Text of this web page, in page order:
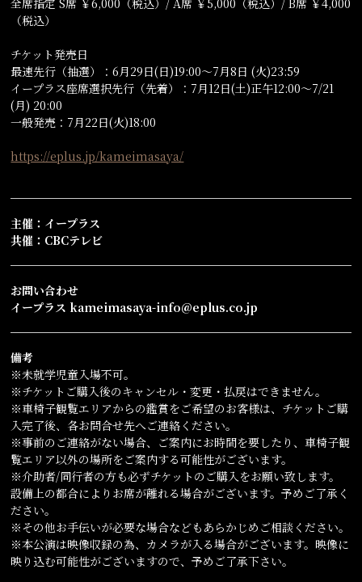
全席指定 S席 ￥6,000（税込）/ A席 ￥5,000（税込）/ B席 ￥4,000
（税込）
チケット発売日
最速先行（抽選）：6月29日(日)19:00〜7月8日 (火)23:59
イープラス座席選択先行（先着）：7月12日(土)正午12:00〜7/21
(月) 20:00
一般発売：7月22日(火)18:00
https://eplus.jp/kameimasaya/
主催：イープラス
共催：CBCテレビ
お問い合わせ
イープラス kameimasaya-info@eplus.co.jp
備考
※未就学児童入場不可。
※チケットご購入後のキャンセル・変更・払戻はできません。
※車椅子観覧エリアからの鑑賞をご希望のお客様は、チケットご購
入完了後、各お問合せ先へご連絡ください。
※事前のご連絡がない場合、ご案内にお時間を要したり、車椅子観
覧エリア以外の場所をご案内する可能性がございます。
※介助者/同行者の方も必ずチケットのご購入をお願い致します。
設備上の都合によりお席が離れる場合がございます。予めご了承く
ださい。
※その他お手伝いが必要な場合などもあらかじめご相談ください。
※本公演は映像収録の為、カメラが入る場合がございます。映像に
映り込む可能性がございますので、予めご了承下さい。